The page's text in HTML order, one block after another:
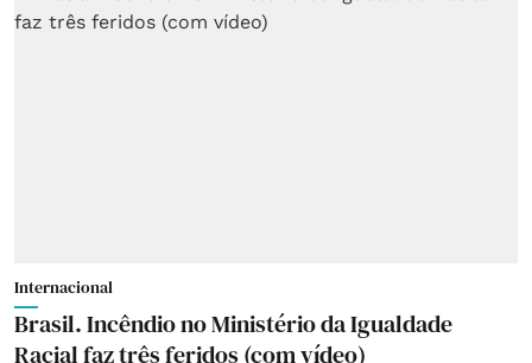
Internacional
Brasil. Incêndio no Ministério da Igualdade
Racial faz três feridos (com vídeo)